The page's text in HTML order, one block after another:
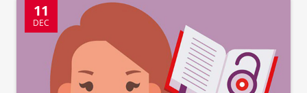
11
DEC